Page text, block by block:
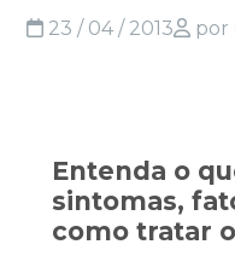
23 / 04 / 2013 por
Entenda o
sintomas,
como tratar